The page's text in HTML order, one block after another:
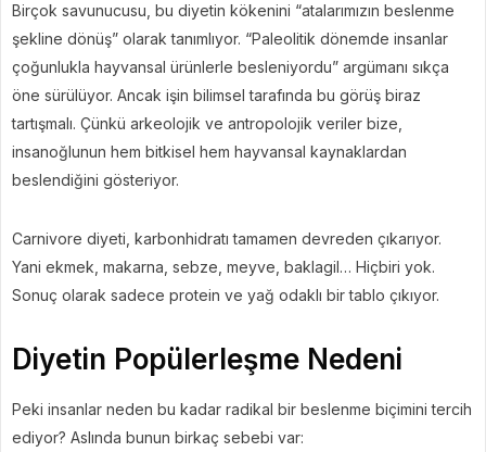
Birçok savunucusu, bu diyetin kökenini “atalarımızın beslenme
şekline dönüş” olarak tanımlıyor. “Paleolitik dönemde insanlar
çoğunlukla hayvansal ürünlerle besleniyordu” argümanı sıkça
öne sürülüyor. Ancak işin bilimsel tarafında bu görüş biraz
tartışmalı. Çünkü arkeolojik ve antropolojik veriler bize,
insanoğlunun hem bitkisel hem hayvansal kaynaklardan
beslendiğini gösteriyor.
Carnivore diyeti, karbonhidratı tamamen devreden çıkarıyor.
Yani ekmek, makarna, sebze, meyve, baklagil… Hiçbiri yok.
Sonuç olarak sadece protein ve yağ odaklı bir tablo çıkıyor.
Diyetin Popülerleşme Nedeni
Peki insanlar neden bu kadar radikal bir beslenme biçimini tercih
ediyor? Aslında bunun birkaç sebebi var: